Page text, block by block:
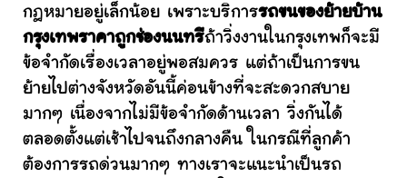
กฎหมายอยู่เล็กน้อย เพราะบริการรถขนของย้ายบ้าน
กรุงเทพราคาถูกช่องนนทรีถ้าวิ่งงานในกรุงเทพก็จะมี
ข้อจำกัดเรื่องเวลาอยู่พอสมควร แต่ถ้าเป็นการขน
ย้ายไปต่างจังหวัดอันนี้ค่อนข้างที่จะสะดวกสบาย
มากๆ เนื่องจากไม่มีข้อจำกัดด้านเวลา วิ่งกันได้
ตลอดตั้งแต่เช้าไปจนถึงกลางคืน ในกรณีที่ลูกค้า
ต้องการรถด่วนมากๆ ทางเราจะแนะนำเป็นรถ